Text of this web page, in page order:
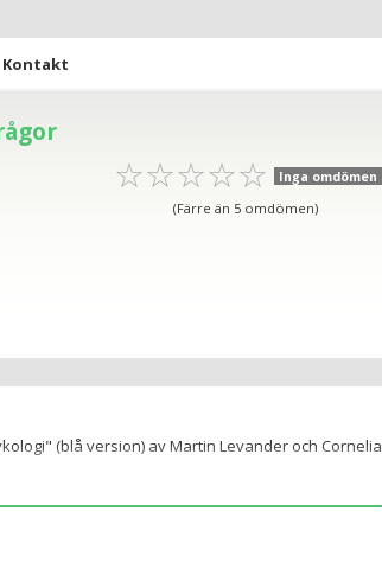
Kontakt
☆☆☆☆☆
★★★★★ Inga omdömen
(Färre än 5 omdömen)
(blå version) av Martin Levander och Cornelia